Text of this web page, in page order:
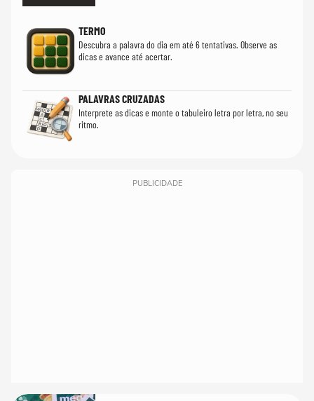
TERMO
Descubra a palavra do dia em até 6 tentativas. Observe as
dicas e avance até acertar.
PALAVRAS CRUZADAS
Interprete as dicas e monte o tabuleiro letra por letra, no seu
ritmo.
PUBLICIDADE